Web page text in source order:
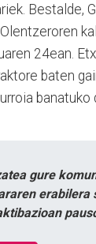
Bestalde,
24ean.
baten
banatuko
gure
erabilera